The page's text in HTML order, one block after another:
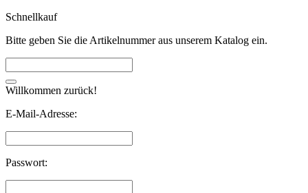
Schnellkauf
Bitte geben Sie die Artikelnummer aus unserem Katalog ein.
Willkommen zurück!
E-Mail-Adresse:
Passwort: